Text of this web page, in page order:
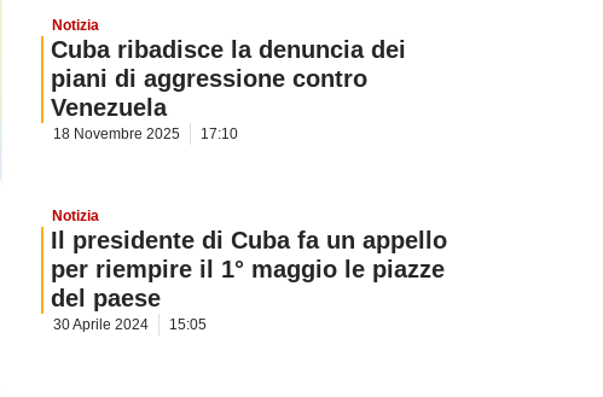
Notizia
Cuba ribadisce la denuncia dei
piani di aggressione contro
Venezuela
18 Novembre 2025 17:10
Notizia
Il presidente di Cuba fa un appello
per riempire il 1° maggio le piazze
del paese
30 Aprile 2024 15:05